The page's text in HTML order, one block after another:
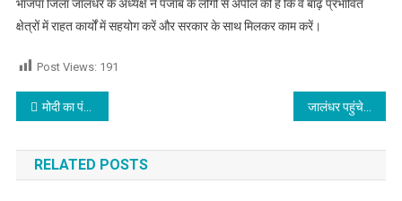
भाजपा जिला जालंधर के अध्यक्ष ने पंजाब के लोगों से अपील की है कि वे बाढ़ प्रभावित
क्षेत्रों में राहत कार्यों में सहयोग करें और सरकार के साथ मिलकर काम करें।
Post Views: 191
Post navigation
मोदी का पंजाबियों का दर्द समज शुरुआती कार्यो के लिए 16 सौ करोड़ देने पर धन्यवाद
RELATED POSTS